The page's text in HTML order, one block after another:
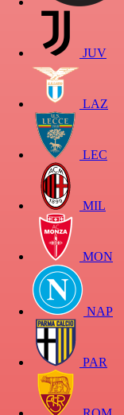
JUV
LAZ
LEC
MIL
MON
NAP
PAR